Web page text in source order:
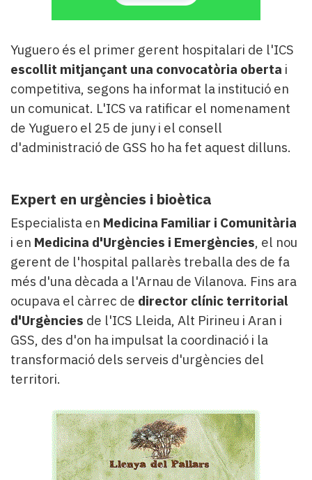
Yuguero és el primer gerent hospitalari de l'ICS
escollit mitjançant una convocatòria oberta i
competitiva, segons ha informat la institució en
un comunicat. L'ICS va ratificar el nomenament
de Yuguero el 25 de juny i el consell
d'administració de GSS ho ha fet aquest dilluns.
Expert en urgències i bioètica
Especialista en Medicina Familiar i Comunitària
i en Medicina d'Urgències i Emergències, el nou
gerent de l'hospital pallarès treballa des de fa
més d'una dècada a l'Arnau de Vilanova. Fins ara
ocupava el càrrec de director clínic territorial
d'Urgències de l'ICS Lleida, Alt Pirineu i Aran i
GSS, des d'on ha impulsat la coordinació i la
transformació dels serveis d'urgències del
territori.